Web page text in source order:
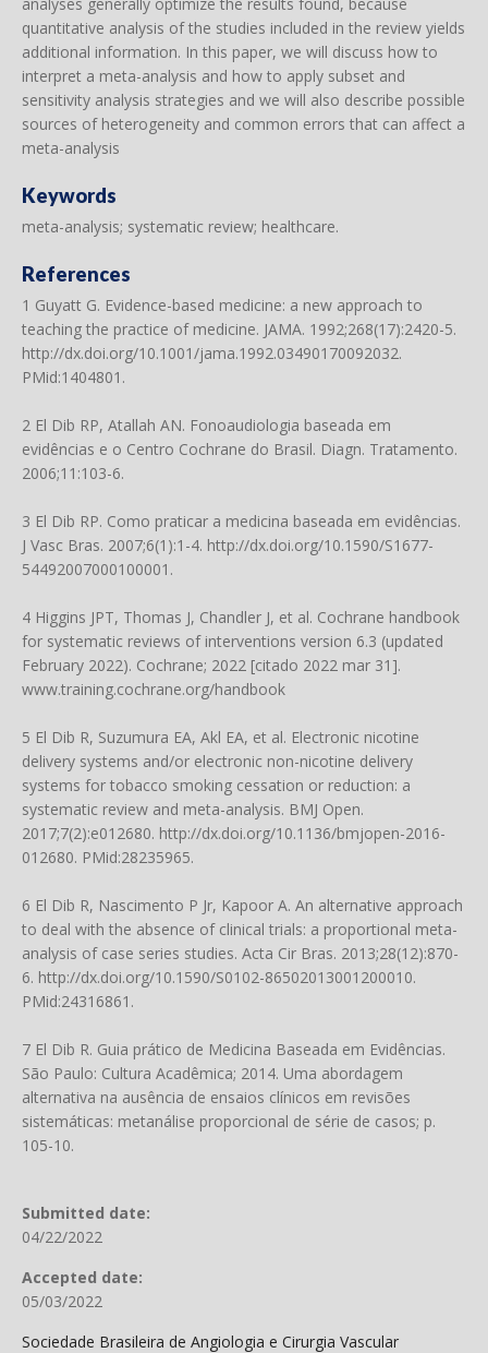
quantitative analysis of the studies included in the review yields
additional information. In this paper, we will discuss how to
interpret a meta-analysis and how to apply subset and
sensitivity analysis strategies and we will also describe possible
sources of heterogeneity and common errors that can affect a
meta-analysis
Keywords
meta-analysis; systematic review; healthcare.
References
1 Guyatt G. Evidence-based medicine: a new approach to
teaching the practice of medicine. JAMA. 1992;268(17):2420-5.
http://dx.doi.org/10.1001/jama.1992.03490170092032.
PMid:1404801.
2 El Dib RP, Atallah AN. Fonoaudiologia baseada em
evidências e o Centro Cochrane do Brasil. Diagn. Tratamento.
2006;11:103-6.
3 El Dib RP. Como praticar a medicina baseada em evidências.
J Vasc Bras. 2007;6(1):1-4. http://dx.doi.org/10.1590/S1677-
54492007000100001 .
4 Higgins JPT, Thomas J, Chandler J, et al. Cochrane handbook
for systematic reviews of interventions version 6.3 (updated
February 2022). Cochrane; 2022 [citado 2022 mar 31].
www.training.cochrane.org/handbook
5 El Dib R, Suzumura EA, Akl EA, et al. Electronic nicotine
delivery systems and/or electronic non-nicotine delivery
systems for tobacco smoking cessation or reduction: a
systematic review and meta-analysis. BMJ Open.
2017;7(2):e012680. http://dx.doi.org/10.1136/bmjopen-2016-
012680. PMid:28235965.
6 El Dib R, Nascimento P Jr, Kapoor A. An alternative approach
to deal with the absence of clinical trials: a proportional meta-
analysis of case series studies. Acta Cir Bras. 2013;28(12):870-
6. http://dx.doi.org/10.1590/S0102-86502013001200010.
PMid:24316861.
7 El Dib R. Guia prático de Medicina Baseada em Evidências.
São Paulo: Cultura Acadêmica; 2014. Uma abordagem
alternativa na ausência de ensaios clínicos em revisões
sistemáticas: metanálise proporcional de série de casos; p.
105-10.
Submitted date:
04/22/2022
Accepted date:
05/03/2022
Sociedade Brasileira de Angiologia e Cirurgia Vascular